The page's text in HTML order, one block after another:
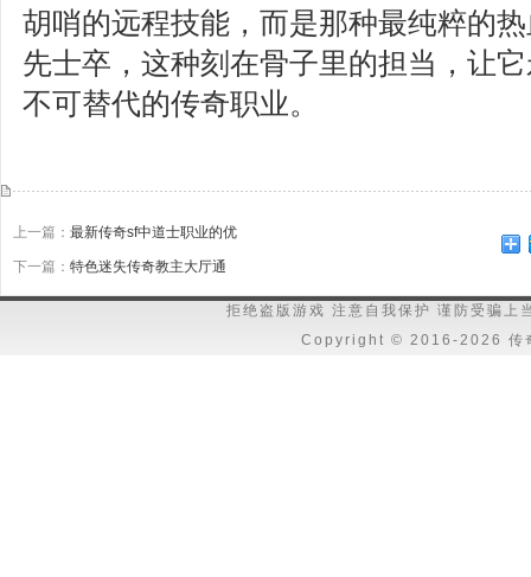
胡哨的远程技能，而是那种最纯粹的
先士卒，这种刻在骨子里的担当，让
不可替代的传奇职业。
上一篇： 最新传奇sf中道士职业的优
下一篇： 特色迷失传奇教主大厅通
拒绝盗版游戏 注意自我保护 谨防受骗上
Copyright © 2016-2026 传